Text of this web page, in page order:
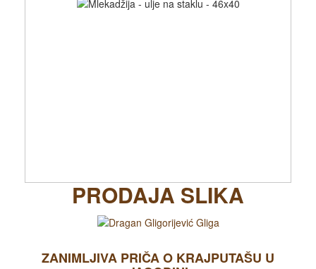
PRODAJA SLIKA
ZANIMLJIVA PRIČA O KRAJPUTAŠU U